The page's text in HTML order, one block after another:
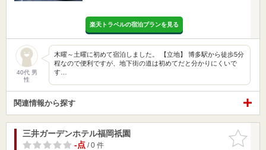
楽天トラベルの宿泊プランを見る
40代 男
性
木曜～土曜に初めて宿泊しました。 【立地】 博多駅から徒歩5分
程なので便利ですが、地下街の道は初めてだと分かりにくいで
す…
関連情報から探す
お気に入
りに追加
三井ガーデンホテル福岡祇園
-点/ 0 件